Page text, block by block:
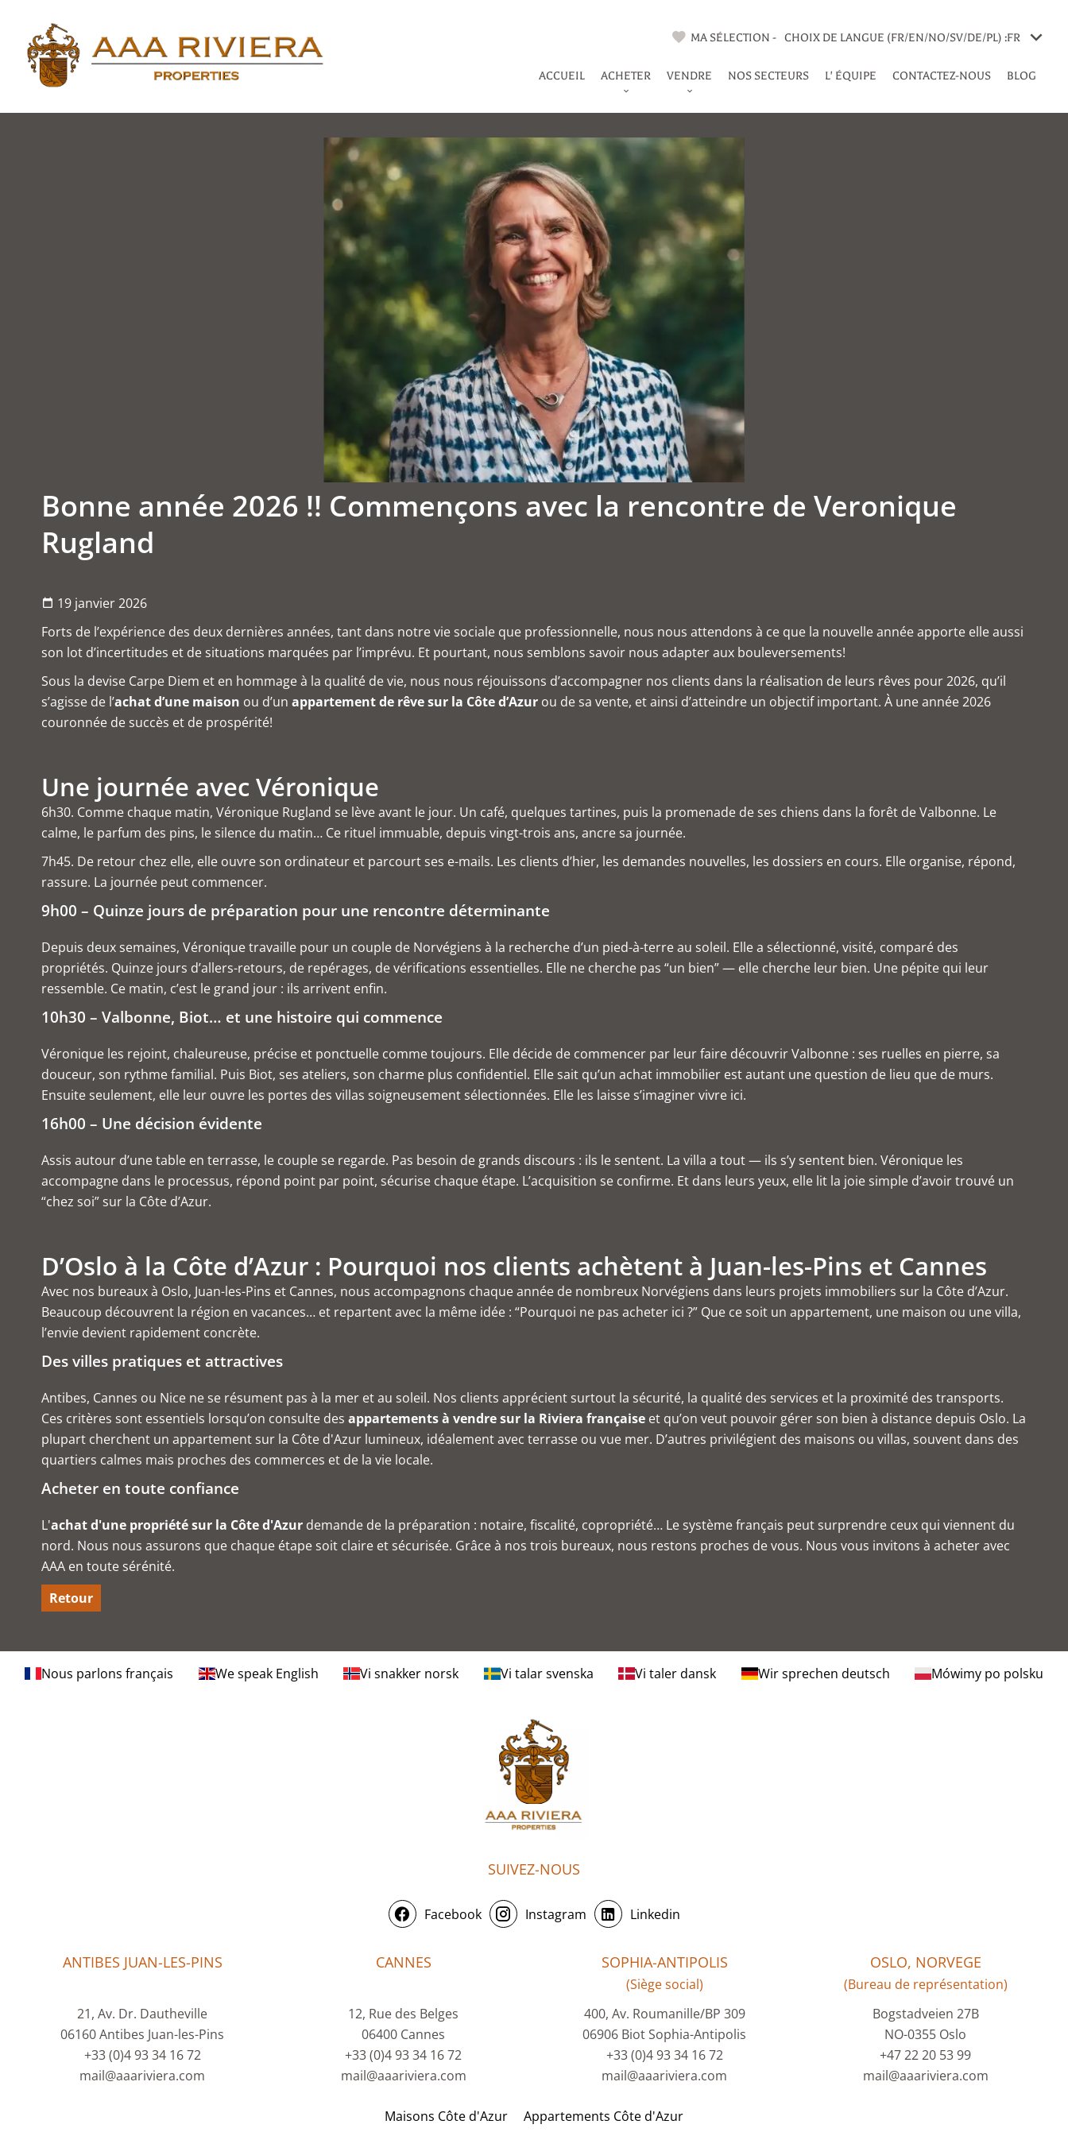
MA SÉLECTION - CHOIX DE LANGUE (FR/EN/NO/SV/DE/PL) :FR
ACCUEIL ACHETER VENDRE NOS SECTEURS L' ÉQUIPE CONTACTEZ-NOUS BLOG
Bonne année 2026 !! Commençons avec la rencontre de Veronique
Rugland
19 janvier 2026
Forts de l’expérience des deux dernières années, tant dans notre vie sociale que professionnelle, nous nous attendons à ce que la nouvelle année apporte elle aussi
son lot d’incertitudes et de situations marquées par l’imprévu. Et pourtant, nous semblons savoir nous adapter aux bouleversements!
Sous la devise Carpe Diem et en hommage à la qualité de vie, nous nous réjouissons d’accompagner nos clients dans la réalisation de leurs rêves pour 2026, qu’il
s’agisse de l’achat d’une maison ou d’un appartement de rêve sur la Côte d’Azur ou de sa vente, et ainsi d’atteindre un objectif important. À une année 2026
couronnée de succès et de prospérité!
Une journée avec Véronique
6h30. Comme chaque matin, Véronique Rugland se lève avant le jour. Un café, quelques tartines, puis la promenade de ses chiens dans la forêt de Valbonne. Le
calme, le parfum des pins, le silence du matin… Ce rituel immuable, depuis vingt-trois ans, ancre sa journée.
7h45. De retour chez elle, elle ouvre son ordinateur et parcourt ses e-mails. Les clients d’hier, les demandes nouvelles, les dossiers en cours. Elle organise, répond,
rassure. La journée peut commencer.
9h00 – Quinze jours de préparation pour une rencontre déterminante
Depuis deux semaines, Véronique travaille pour un couple de Norvégiens à la recherche d’un pied-à-terre au soleil. Elle a sélectionné, visité, comparé des
propriétés. Quinze jours d’allers-retours, de repérages, de vérifications essentielles. Elle ne cherche pas “un bien” — elle cherche leur bien. Une pépite qui leur
ressemble. Ce matin, c’est le grand jour : ils arrivent enfin.
10h30 – Valbonne, Biot… et une histoire qui commence
Véronique les rejoint, chaleureuse, précise et ponctuelle comme toujours. Elle décide de commencer par leur faire découvrir Valbonne : ses ruelles en pierre, sa
douceur, son rythme familial. Puis Biot, ses ateliers, son charme plus confidentiel. Elle sait qu’un achat immobilier est autant une question de lieu que de murs.
Ensuite seulement, elle leur ouvre les portes des villas soigneusement sélectionnées. Elle les laisse s’imaginer vivre ici.
16h00 – Une décision évidente
Assis autour d’une table en terrasse, le couple se regarde. Pas besoin de grands discours : ils le sentent. La villa a tout — ils s’y sentent bien. Véronique les
accompagne dans le processus, répond point par point, sécurise chaque étape. L’acquisition se confirme. Et dans leurs yeux, elle lit la joie simple d’avoir trouvé un
“chez soi” sur la Côte d’Azur.
D’Oslo à la Côte d’Azur : Pourquoi nos clients achètent à Juan-les-Pins et Cannes
Avec nos bureaux à Oslo, Juan-les-Pins et Cannes, nous accompagnons chaque année de nombreux Norvégiens dans leurs projets immobiliers sur la Côte d’Azur.
Beaucoup découvrent la région en vacances… et repartent avec la même idée : “Pourquoi ne pas acheter ici ?” Que ce soit un appartement, une maison ou une villa,
l’envie devient rapidement concrète.
Des villes pratiques et attractives
Antibes, Cannes ou Nice ne se résument pas à la mer et au soleil. Nos clients apprécient surtout la sécurité, la qualité des services et la proximité des transports.
Ces critères sont essentiels lorsqu’on consulte des appartements à vendre sur la Riviera française et qu’on veut pouvoir gérer son bien à distance depuis Oslo. La
plupart cherchent un appartement sur la Côte d'Azur lumineux, idéalement avec terrasse ou vue mer. D’autres privilégient des maisons ou villas, souvent dans des
quartiers calmes mais proches des commerces et de la vie locale.
Acheter en toute confiance
L'achat d'une propriété sur la Côte d'Azur demande de la préparation : notaire, fiscalité, copropriété… Le système français peut surprendre ceux qui viennent du
nord. Nous nous assurons que chaque étape soit claire et sécurisée. Grâce à nos trois bureaux, nous restons proches de vous. Nous vous invitons à acheter avec
AAA en toute sérénité.
Retour
Nous parlons français We speak English Vi snakker norsk Vi talar svenska Vi taler dansk Wir sprechen deutsch Mówimy po polsku
SUIVEZ-NOUS
Facebook Instagram Linkedin
ANTIBES JUAN-LES-PINS
21, Av. Dr. Dautheville
06160 Antibes Juan-les-Pins
+33 (0)4 93 34 16 72
mail@aaariviera.com
CANNES
12, Rue des Belges
06400 Cannes
+33 (0)4 93 34 16 72
mail@aaariviera.com
SOPHIA-ANTIPOLIS
(Siège social)
400, Av. Roumanille/BP 309
06906 Biot Sophia-Antipolis
+33 (0)4 93 34 16 72
mail@aaariviera.com
OSLO, NORVEGE
(Bureau de représentation)
Bogstadveien 27B
NO-0355 Oslo
+47 22 20 53 99
mail@aaariviera.com
Maisons Côte d'Azur Appartements Côte d'Azur